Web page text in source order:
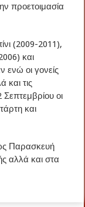
προετοιμασία
(2009-2011),
και
ενώ οι γονείς
τις
Σεπτεμβρίου οι
και
Παρασκευή
αλλά και στα